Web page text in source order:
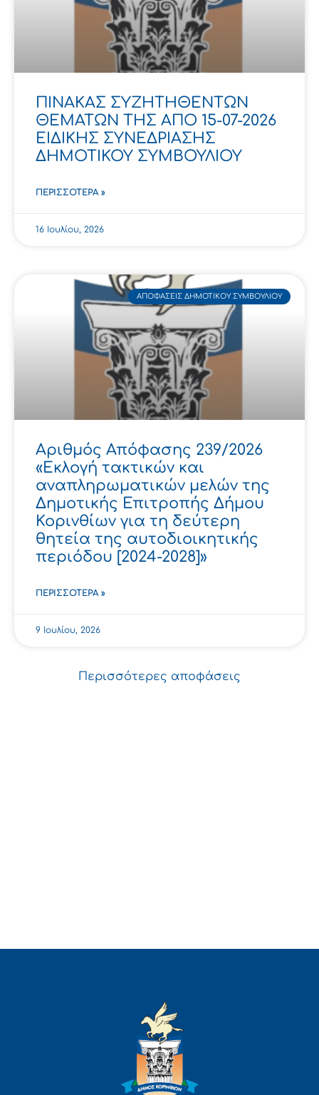
ΠΙΝΑΚΑΣ ΣΥΖΗΤΗΘΕΝΤΩΝ
ΘΕΜΑΤΩΝ ΤΗΣ ΑΠΟ 15-07-2026
ΕΙΔΙΚΗΣ ΣΥΝΕΔΡΙΑΣΗΣ
ΔΗΜΟΤΙΚΟΥ ΣΥΜΒΟΥΛΙΟΥ
ΠΕΡΙΣΣΌΤΕΡΑ »
16 Ιουλίου, 2026
ΑΠΟΦΆΣΕΙΣ ΔΗΜΟΤΙΚΟΎ ΣΥΜΒΟΥΛΊΟΥ
Αριθμός Απόφασης 239/2026
«Εκλογή τακτικών και
αναπληρωματικών μελών της
Δημοτικής Επιτροπής Δήμου
Κορινθίων για τη δεύτερη
θητεία της αυτοδιοικητικής
περιόδου [2024-2028]»
ΠΕΡΙΣΣΌΤΕΡΑ »
9 Ιουλίου, 2026
Περισσότερες αποφάσεις